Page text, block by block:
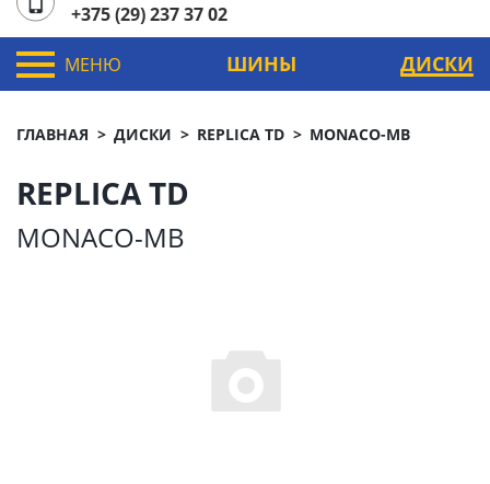
+375 (29) 237 37 02
МЕНЮ ШИНЫ ДИСКИ
ГЛАВНАЯ ДИСКИ REPLICA TD MONACO-MB
REPLICA TD
MONACO-MB